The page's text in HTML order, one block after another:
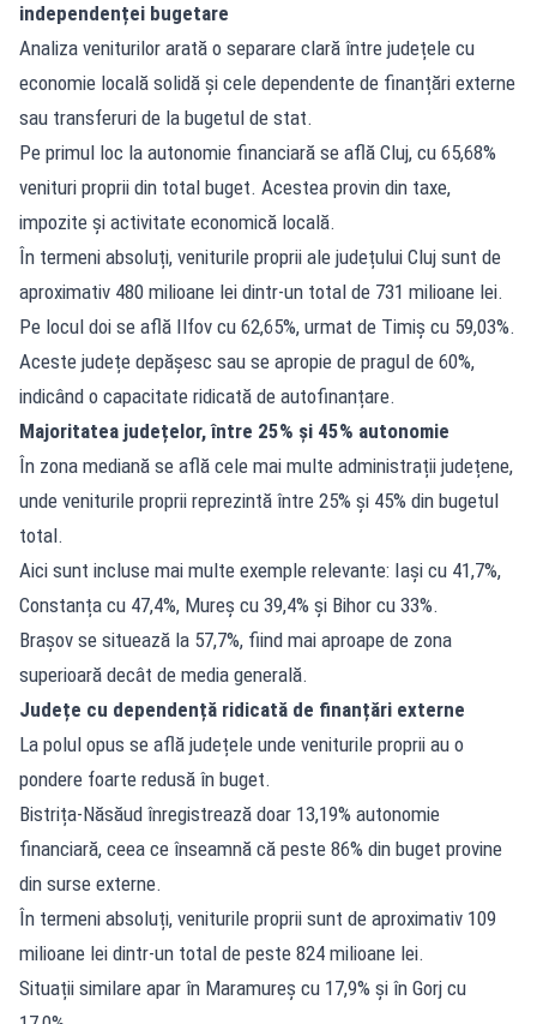
independenței bugetare
Analiza veniturilor arată o separare clară între județele cu
economie locală solidă și cele dependente de finanțări externe
sau transferuri de la bugetul de stat.
Pe primul loc la autonomie financiară se află Cluj, cu 65,68%
venituri proprii din total buget. Acestea provin din taxe,
impozite și activitate economică locală.
În termeni absoluți, veniturile proprii ale județului Cluj sunt de
aproximativ 480 milioane lei dintr-un total de 731 milioane lei.
Pe locul doi se află Ilfov cu 62,65%, urmat de Timiș cu 59,03%.
Aceste județe depășesc sau se apropie de pragul de 60%,
indicând o capacitate ridicată de autofinanțare.
Majoritatea județelor, între 25% și 45% autonomie
În zona mediană se află cele mai multe administrații județene,
unde veniturile proprii reprezintă între 25% și 45% din bugetul
total.
Aici sunt incluse mai multe exemple relevante: Iași cu 41,7%,
Constanța cu 47,4%, Mureș cu 39,4% și Bihor cu 33%.
Brașov se situează la 57,7%, fiind mai aproape de zona
superioară decât de media generală.
Județe cu dependență ridicată de finanțări externe
La polul opus se află județele unde veniturile proprii au o
pondere foarte redusă în buget.
Bistrița-Năsăud înregistrează doar 13,19% autonomie
financiară, ceea ce înseamnă că peste 86% din buget provine
din surse externe.
În termeni absoluți, veniturile proprii sunt de aproximativ 109
milioane lei dintr-un total de peste 824 milioane lei.
Situații similare apar în Maramureș cu 17,9% și în Gorj cu